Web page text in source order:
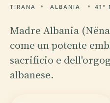
TIRANA ALBANIA 41°
Madre Albania
come un potente
sacrificio e
albanese.